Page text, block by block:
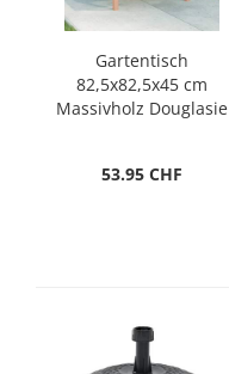
Gartentisch
82,5x82,5x45 cm
Massivholz Douglasie
53.95 CHF